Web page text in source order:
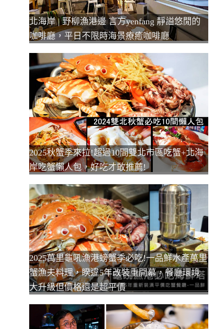
北海岸 | 野柳漁港邊 言方yenfang 靜謚悠閒的
咖啡廳，平日不限時海景療癒咖啡廳
2025秋蟹季來拉!超過10間雙北市區吃蟹+北海
岸吃蟹懶人包，好吃才敢推薦!
2025萬里龜吼漁港螃蟹季必吃!一品鮮水產萬里
蟹漁夫料理，睽違5年改裝重開幕，餐廳環境
大升級但價格還是超平價